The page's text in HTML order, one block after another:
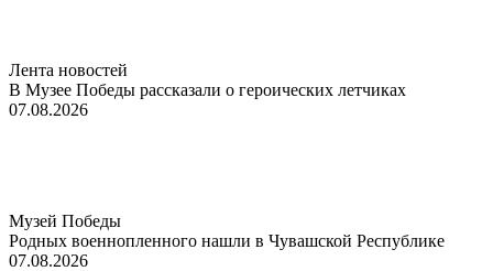
Лента новостей
В Музее Победы рассказали о героических летчиках
07.08.2026
Музей Победы
Родных военнопленного нашли в Чувашской Республике
07.08.2026